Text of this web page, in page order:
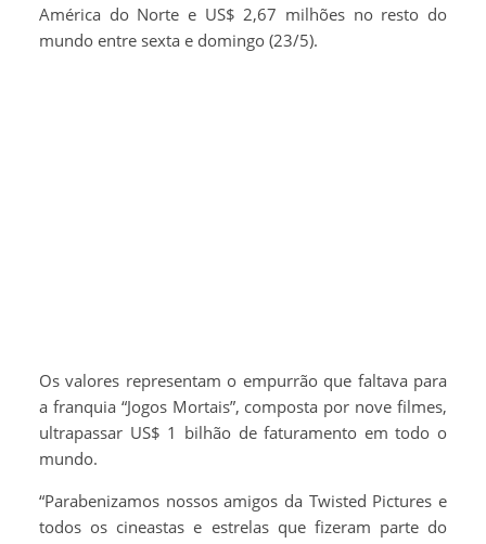
América do Norte e US$ 2,67 milhões no resto do
mundo entre sexta e domingo (23/5).
Os valores representam o empurrão que faltava para
a franquia “Jogos Mortais”, composta por nove filmes,
ultrapassar US$ 1 bilhão de faturamento em todo o
mundo.
“Parabenizamos nossos amigos da Twisted Pictures e
todos os cineastas e estrelas que fizeram parte do